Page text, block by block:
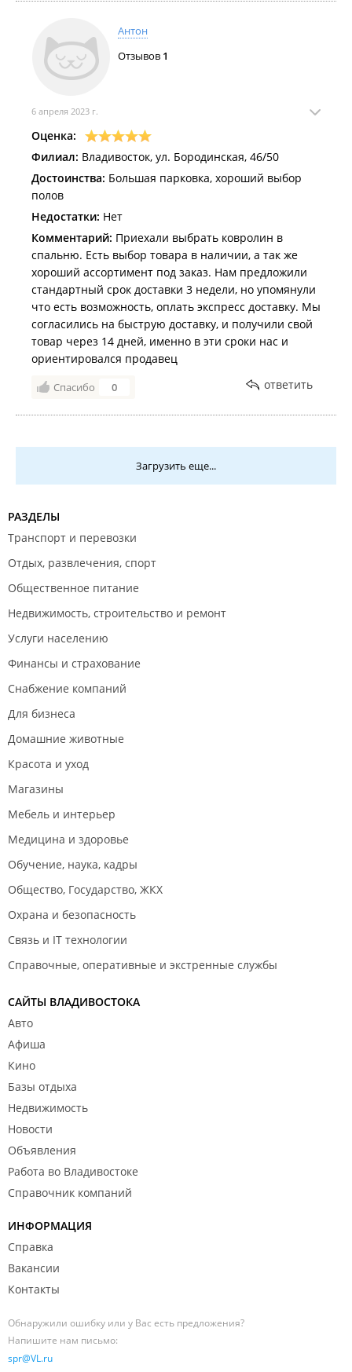
Антон
Отзывов 1
6 апреля 2023 г.
Оценка:
Филиал: Владивосток, ул. Бородинская, 46/50
Достоинства: Большая парковка, хороший выбор
полов
Недостатки: Нет
Комментарий: Приехали выбрать ковролин в
спальню. Есть выбор товара в наличии, а так же
хороший ассортимент под заказ. Нам предложили
стандартный срок доставки 3 недели, но упомянули
что есть возможность, оплать экспресс доставку. Мы
согласились на быструю доставку, и получили свой
товар через 14 дней, именно в эти сроки нас и
ориентировался продавец
Спасибо 0 ответить
Загрузить еще...
РАЗДЕЛЫ
Транспорт и перевозки
Отдых, развлечения, спорт
Общественное питание
Недвижимость, строительство и ремонт
Услуги населению
Финансы и страхование
Снабжение компаний
Для бизнеса
Домашние животные
Красота и уход
Магазины
Мебель и интерьер
Медицина и здоровье
Обучение, наука, кадры
Общество, Государство, ЖКХ
Охрана и безопасность
Связь и IT технологии
Справочные, оперативные и экстренные службы
САЙТЫ ВЛАДИВОСТОКА
Авто
Афиша
Кино
Базы отдыха
Недвижимость
Новости
Объявления
Работа во Владивостоке
Справочник компаний
ИНФОРМАЦИЯ
Справка
Вакансии
Контакты
Обнаружили ошибку или у Вас есть предложения?
Напишите нам письмо:
spr@VL.ru